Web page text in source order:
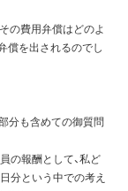
の費用弁償はどのよ
償を出されるのでし
分も含めての御質問
の報酬として、私ど
分という中での考え